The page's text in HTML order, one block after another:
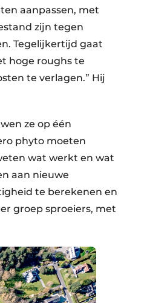
aanpassen, met
zijn tegen
Tegelijkertijd gaat
hoge roughs te
te verlagen.” Hij
ze op één
phyto moeten
wat werkt en wat
aan nieuwe
te berekenen en
groep sproeiers, met